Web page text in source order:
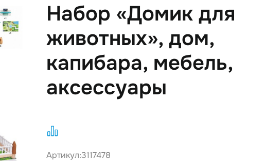
Набор «Домик для
животных», дом,
капибара, мебель,
аксессуары
Артикул:3117478